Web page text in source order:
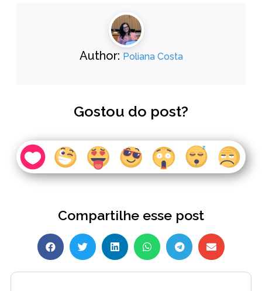
Author: Poliana Costa
Gostou do post?
Compartilhe esse post